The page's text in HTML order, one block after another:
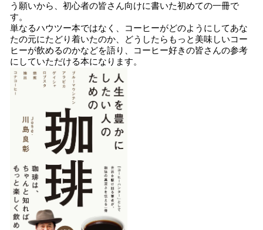
う願いから、初心者の皆さん向けに書いた初めての一冊で
す。
単なるハウツー本ではなく、コーヒーがどのようにしてあな
たの元にたどり着いたのか、どうしたらもっと美味しいコー
ヒーが飲めるのかなどを語り、コーヒー好きの皆さんの参考
にしていただける本になります。